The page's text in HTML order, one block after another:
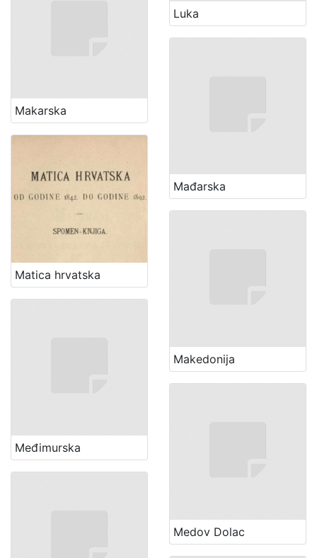
Luka
Mađarska
Makarska
Makedonija
Matica hrvatska
Medov Dolac
Međimurska